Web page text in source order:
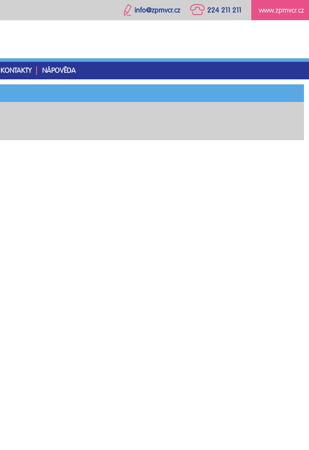
www.zpmvcr.cz
224 211 211
info@zpmvcr.cz
KONTAKTY NÁPOVĚDA